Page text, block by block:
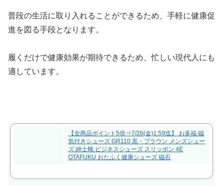
普段の生活に取り入れることができるため、手軽に健康促
進を図る手段となります。
履くだけで健康効果が期待できるため、忙しい現代人にも
適しています。
【全商品ポイント5倍⇒7/26(金)1:59迄】 お多福 磁
気付きシューズ GR110 黒・ブラウン メンズシュー
ズ 紳士靴 ビジネスシューズ スリッポン 4E
OTAFUKU おたふく健康シューズ 磁石